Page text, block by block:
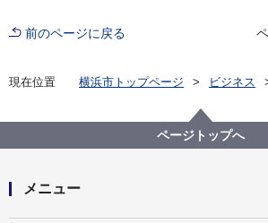
前のページに戻る
現在位置 横浜市トップページ ビジネス
設計・測量等発注
ページトップへ
メニュー